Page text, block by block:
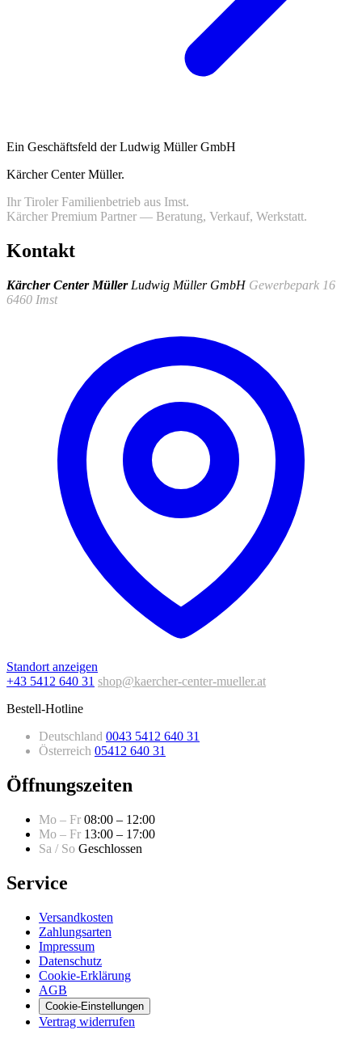
Ein Geschäftsfeld der Ludwig Müller GmbH
Kärcher Center Müller.
Ihr Tiroler Familienbetrieb aus Imst.
Kärcher Premium Partner — Beratung, Verkauf, Werkstatt.
Kontakt
Kärcher Center Müller Ludwig Müller GmbH Gewerbepark 16
6460 Imst
Standort anzeigen
+43 5412 640 31 shop@kaercher-center-mueller.at
Bestell-Hotline
Deutschland 0043 5412 640 31
Österreich 05412 640 31
Öffnungszeiten
Mo – Fr 08:00 – 12:00
Mo – Fr 13:00 – 17:00
Sa / So Geschlossen
Service
Versandkosten
Zahlungsarten
Impressum
Datenschutz
Cookie-Erklärung
AGB
Cookie-Einstellungen
Vertrag widerrufen